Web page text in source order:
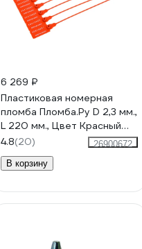
6 269 ₽
Пластиковая номерная
пломба Пломба.Ру D 2,3 мм.,
L 220 мм., Цвет Красный
1000 шт. КПП-3-1602СТ
619334
4.8(20)
26900672
В корзину